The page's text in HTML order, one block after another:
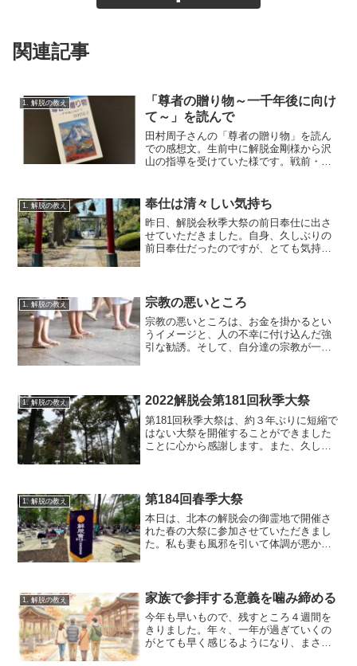
関連記事
1. 解脱の教え
「尊者の贈り物～一千年後に向け
て～」を読んで
田村周子さんの「尊者の贈り物」を読ん
での感想文。生前中に解脱金剛様から沢
山の指導を受けていた様です。戦前・戦
素直に聞いて実践され、沢山の方を解脱
会に導かれた。
1. 解脱の教え 奉仕は清々しい気持ち
昨日、解脱会秋季大祭の前日奉仕に出さ
せていただきました。自身、久しぶりの
前日奉仕だったのですが、とても気持ち
あり、夏日といってもいい...
1. 解脱の教え 宗教の悪いところ
宗教の悪いところは、お金を掛かるとい
うイメージと、人の不幸に付け込んだ強
引な勧誘。そして、自分達の宗教が一番
ならない。それが出来るのが解脱会の自
己反省と自我没却である。
1. 解脱の教え 2022解脱会第181回秋季大祭
第181回秋季大祭は、約３年ぶりに短縮で
はない大祭を開催することができました
ことに心から感謝します。また、久しぶ
1. 解脱の教え 第184回春季大祭
本日は、北本の解脱会の御霊地で開催さ
れた春の大祭に参加させていただきまし
た。私も妻も風邪を引いて体調が悪かっ
で、過ごしやすい気候であっ...
1. 解脱の教え 家族で参拝する意義を噛み締める
今年​も早いもので、残すところ４週間を
きりました。年々、一年が過ぎていくの
がとても早く感じるようになり、まさ